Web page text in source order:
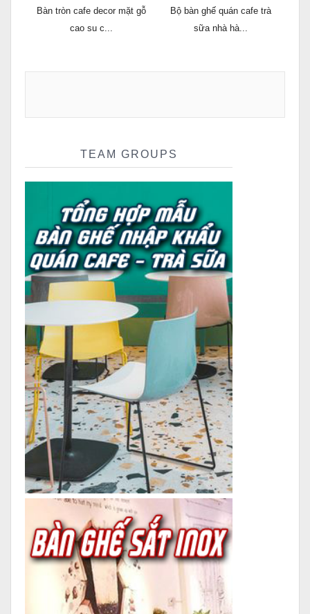
Bàn tròn cafe decor mặt gỗ
cao su c...
Bộ bàn ghế quán cafe trà
sữa nhà hà...
TEAM GROUPS